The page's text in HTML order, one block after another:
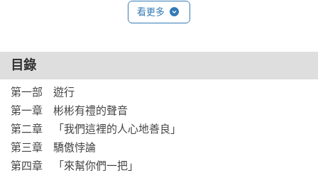
【反羞恥儀式：從失落、羞恥到「我要讓他們難看」】
襲來。派克維爾的白人男性感到原本作為養家者和礦工的榮
譽，實現美國夢的機會，全都消失殆盡。沮喪、絕望與失敗，
內化成了「羞恥」。川普此時出現，宛如出手救世的上帝使
者，運用反羞恥的五步驟儀式，堅定無畏地宣告：「你沒有
錯，你的驕傲是被偷走的。川普把自己塑造成代罪羔羊，背負
追隨者的恥辱，承諾用自己的勝利換回他們的尊嚴。」
看更多
目錄
第一部　遊行
第一章　彬彬有禮的聲音
第二章　「我們這裡的人心地善良」
第三章　驕傲悖論
第四章　「來幫你們一把」